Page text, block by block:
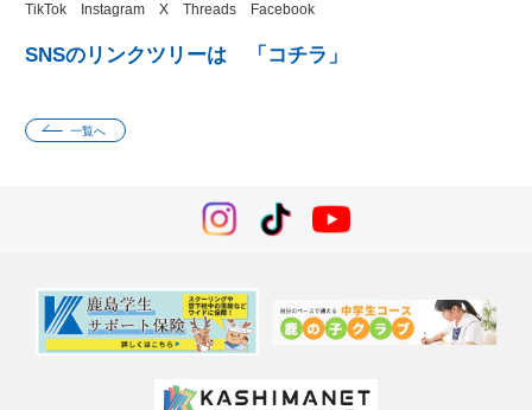
TikTok Instagram X Threads Facebook
SNSのリンクツリーは 「コチラ」
一覧へ